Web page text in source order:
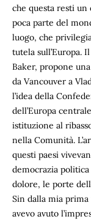
che questa resti
poca parte del
luogo, che
tutela sull’Europa.
Baker, propone
da Vancouver a
l’idea della
dell’Europa
istituzione al
nella Comunità.
questi paesi
democrazia
dolore, le porte
Sin dalla mia prima
avevo avuto